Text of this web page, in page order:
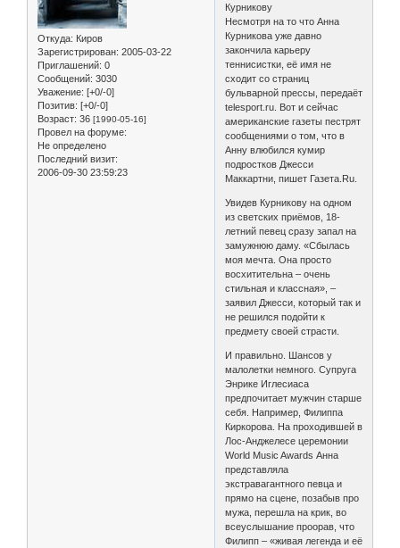
Откуда: Киров
Зарегистрирован: 2005-03-22
Приглашений: 0
Сообщений: 3030
Уважение: [+0/-0]
Позитив: [+0/-0]
Возраст: 36 [1990-05-16]
Провел на форуме:
Не определено
Последний визит:
2006-09-30 23:59:23
Курникову
Несмотря на то что Анна
Курникова уже давно
закончила карьеру
теннисистки, её имя не
сходит со страниц
бульварной прессы, передаёт
telesport.ru. Вот и сейчас
американские газеты пестрят
сообщениями о том, что в
Анну влюбился кумир
подростков Джесси
Маккартни, пишет Газета.Ru.
Увидев Курникову на одном
из светских приёмов, 18-
летний певец сразу запал на
замужнюю даму. «Сбылась
моя мечта. Она просто
восхитительна – очень
стильная и классная», –
заявил Джесси, который так и
не решился подойти к
предмету своей страсти.
И правильно. Шансов у
малолетки немного. Супруга
Энрике Иглесиаса
предпочитает мужчин старше
себя. Например, Филиппа
Киркорова. На проходившей в
Лос-Анджелесе церемонии
World Music Awards Анна
представляла
экстравагантного певца и
прямо на сцене, позабыв про
мужа, перешла на крик, во
всеуслышание проорав, что
Филипп – «живая легенда и её